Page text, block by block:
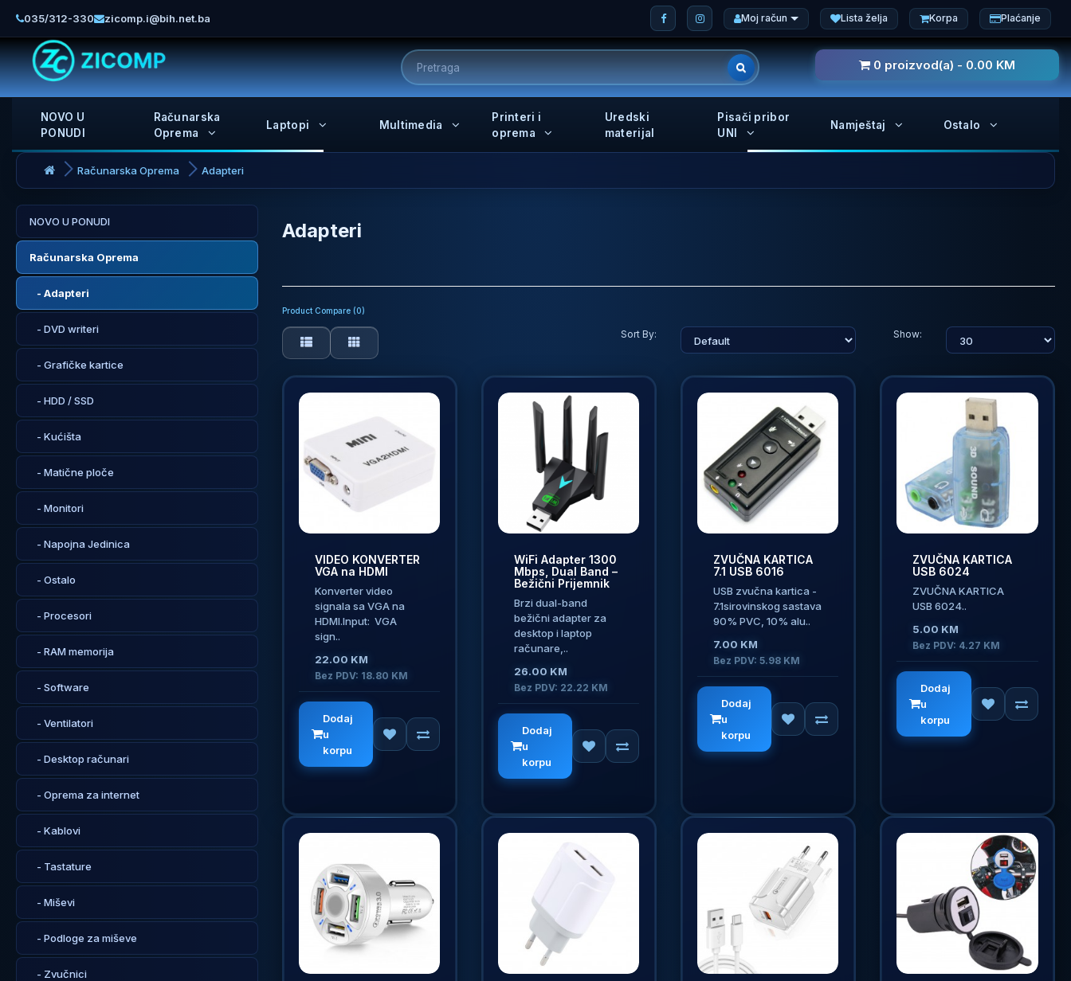
035/312-330 zicomp.i@bih.net.ba Moj račun Lista želja Korpa Plaćanje
0 proizvod(a) - 0.00 KM
NOVO U
PONUDI
Računarska
Oprema
Laptopi Multimedia
Printeri i
oprema
Uredski
materijal
Pisači pribor
UNI
Namještaj Ostalo
Računarska Oprema Adapteri
NOVO U PONUDI
Računarska Oprema
- Adapteri
- DVD writeri
- Grafičke kartice
- HDD / SSD
- Kućišta
- Matične ploče
- Monitori
- Napojna Jedinica
- Ostalo
- Procesori
- RAM memorija
- Software
- Ventilatori
- Desktop računari
- Oprema za internet
- Kablovi
- Tastature
- Miševi
- Podloge za miševe
- Zvučnici
Adapteri
Product Compare (0)
Sort By: Show:
VIDEO KONVERTER
VGA na HDMI
Konverter video
signala sa VGA na
HDMI.Input: VGA
sign..
22.00 KM
Bez PDV: 18.80 KM
Dodaj
u
korpu
WiFi Adapter 1300
Mbps, Dual Band –
Bežični Prijemnik
Brzi dual-band
bežični adapter za
desktop i laptop
računare,..
26.00 KM
Bez PDV: 22.22 KM
Dodaj
u
korpu
ZVUČNA KARTICA
7.1 USB 6016
USB zvučna kartica -
7.1sirovinskog sastava
90% PVC, 10% alu..
7.00 KM
Bez PDV: 5.98 KM
Dodaj
u
korpu
ZVUČNA KARTICA
USB 6024
ZVUČNA KARTICA
USB 6024..
5.00 KM
Bez PDV: 4.27 KM
Dodaj
u
korpu